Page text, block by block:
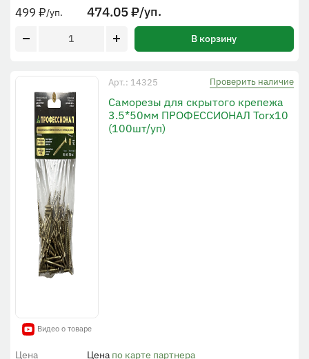
499 ₽/уп. 474.05₽/уп.
В корзину
Видео о товаре
Арт.: 14325 Проверить наличие
Cаморезы для скрытого крепежа
3.5*50мм ПРОФЕССИОНАЛ Torx10
(100шт/уп)
Цена Цена по карте партнера